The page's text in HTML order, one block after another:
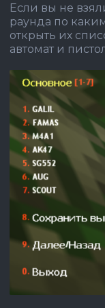
Если вы не
раунда по
открыть их
автомат и